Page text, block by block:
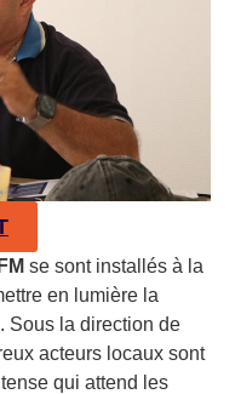
se sont installés à la
en lumière la
Sous la direction de
acteurs locaux sont
qui attend les